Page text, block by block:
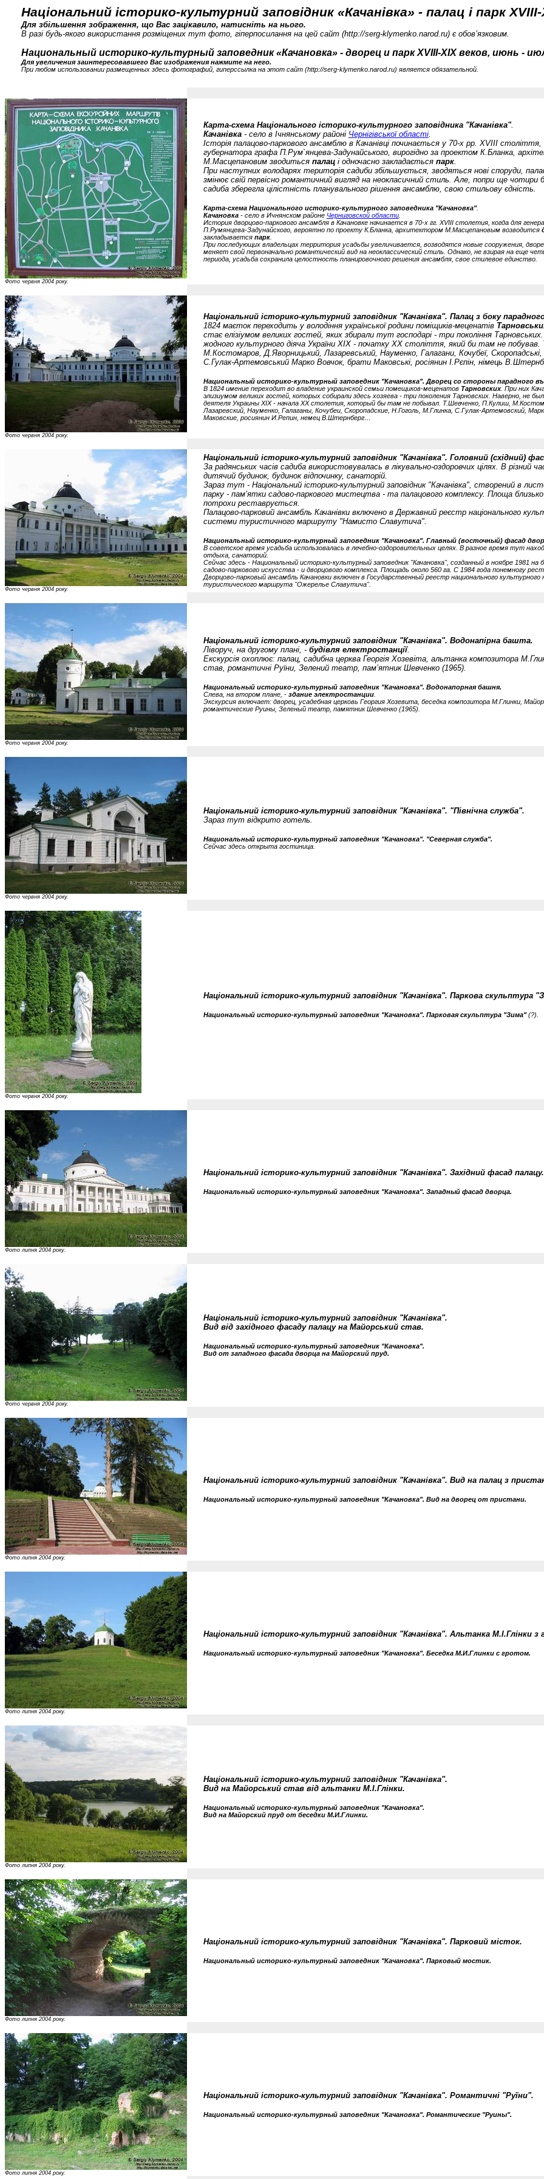
Національний історико-культурний заповідник «Качанівка» - палац і парк
Для збільшення зображення, що Вас зацікавило, натисніть на нього.
В разі будь-якого використання розміщених тут фото, гіперпосилання на цей сайт (http://serg-klymenko.narod.ru) є обов’язковим.
Национальный историко-культурный заповедник «Качановка» - дворец и парк XVIII-XIX веков, июнь -
Для увеличения заинтересовавшего Вас изображения нажмите на него.
При любом использовании размещенных здесь фотографий, гиперссылка на этот сайт (http://serg-klymenko.narod.ru) является обязательной.
Фото червня 2004 року.
Карта-схема Національного історико-культурного заповідника "Качанівка".
Качанівка- село в Ічнянському районі Чернігівської області.
Історія палацово-паркового ансамблю в Качанівці починається у 70-х рр. XVIII століття,
губернатора графа П.Рум`янцева-Задунайського, вирогідно за проектом К.Бланка,
М.Масцепановим зводиться палаці одночасно закладається парк.
При наступних володарях територія садиби збільшується, зводяться нові споруди,
змінює свій первісно романтичний вигляд на неокласичний стиль. Але, попри ще чотири
садиба зберегла цілістність планувального рішення ансамблю, свою стильову єдність.
Карта-схема Национального историко-культурного заповедника "Качановка".
Качановка- село в Ичнянском районе Черниговской области.
История дворцово-паркового ансамбля в Качановке начинается в 70-х гг. XVIII столетия, когда для
П.Румянцева-Задунайского, вероятно по проекту К.Бланка, архитектором М.Масцепановым возводится
закладывается парк.
При последующих владельцах территория усадьбы увеличивается, возводятся новые сооружения,
меняет свой первоначально романтический вид на неоклассический стиль. Однако, не взирая на еще
периода, усадьба сохранила целостность планировочного решения ансамбля, свое стилевое единство.
Фото червня 2004 року.
Національний історико-культурний заповідник "Качанівка". Палац з боку парадного
1824 маєток переходить у володіння української родини поміщиків-меценатів
стає елізіумом великих гостей, яких збирали тут господарі - три покоління
жодного культурного діяча України ХIХ - початку ХХ століття, який би там не побував.
М.Костомаров, Д.Яворницький, Лазаревський, Науменко, Галагани, Кочубеї,
С.Гулак-Артемовський Марко Вовчок, брати Маковські, росіянин І.Рєпін, німець
Национальный историко-культурный заповедник "Качановка". Дворец со стороны парадного
В 1824 имение переходит во владение украинской семьи помещиков-меценатов Тарновских. При них
элизиумом великих гостей, которых собирали здесь хозяева - три поколения Тарновских. Наверно, не
деятеля Украины ХIХ - начала ХХ столетия, который бы там не побывал. Т.Шевченко, П.Кулиш,
Лазаревский, Науменко, Галаганы, Кочубеи, Скоропадские, Н.Гоголь, М.Глинка, С.Гулак-Артемовский,
Маковские, росиянин И.Репин, немец В.Штернберг…
Фото червня 2004 року.
Національний історико-культурний заповідник "Качанівка". Головний (східний)
За радянських часів садиба використовувалась в лікувально-оздоровчих цілях. В різний
дитячий будинок, будинок відпочинку, санаторій.
Зараз тут - Національний історико-культурний заповідник "Качанiвка", створений в
парку - пам’ятки садово-паркового мистецтва - та палацового комплексу. Площа
потрохи реставрується.
Палацово-парковий ансамбль Качанівки включено в Державний реєстр національного
системи туристичного маршруту "Намисто Славутича".
Национальный историко-культурный заповедник "Качановка". Главный (восточный) фасад
В советское время усадьба использовалась в лечебно-оздоровительных целях. В разное время тут
отдыха, санаторий.
Сейчас здесь - Национальный историко-культурный заповедник "Качановка", созданный в ноябре 1981 на
садово-паркового искусства - и дворцового комплекса. Площадь около 560 га. С 1984 года понемногу
Дворцово-парковый ансамбль Качановки включен в Государственный реестр национального
туристического маршрута "Ожерелье Славутича".
Фото червня 2004 року.
Національний історико-культурний заповідник "Качанівка". Водонапірна башта.
Ліворуч, на другому плані, - будівля електростанції.
Екскурсія охоплює: палац, садибна церква Георгія Хозевіта, альтанка композитора
став, романтичні Руїни, Зелений театр, пам’ятник Шевченко (1965).
Национальный историко-культурный заповедник "Качановка". Водонапорная башня.
Слева, на втором плане, - здание электростанции.
Экскурсия включает: дворец, усадебная церковь Георгия Хозевита, беседка композитора М.Глинки,
романтические Руины, Зеленый театр, памятник Шевченко (1965).
Фото червня 2004 року.
Національний історико-культурний заповідник "Качанівка". "Північна служба".
Зараз тут відкрито готель.
Национальный историко-культурный заповедник "Качановка". "Северная служба".
Сейчас здесь открыта гостиница.
Фото червня 2004 року.
Національний історико-культурний заповідник "Качанівка". Паркова скульптура
Национальный историко-культурный заповедник "Качановка". Парковая скульптура "Зима"(?).
Фото липня 2004 року.
Національний історико-культурний заповідник "Качанівка". Західний фасад палацу.
Национальный историко-культурный заповедник "Качановка". Западный фасад дворца.
Фото червня 2004 року.
Національний історико-культурний заповідник "Качанівка".
Вид від західного фасаду палацу на Майорський став.
Национальный историко-культурный заповедник "Качановка".
Вид от западного фасада дворца на Майорский пруд.
Фото липня 2004 року.
Національний історико-культурний заповідник "Качанівка". Вид на палац з
Национальный историко-культурный заповедник "Качановка". Вид на дворец от пристани.
Фото липня 2004 року.
Національний історико-культурний заповідник "Качанівка". Альтанка М.І.Глінки
Национальный историко-культурный заповедник "Качановка". Беседка М.И.Глинки с гротом.
Фото липня 2004 року.
Національний історико-культурний заповідник "Качанівка".
Вид на Майорський став від альтанки М.І.Глінки.
Национальный историко-культурный заповедник "Качановка".
Вид на Майорский пруд от беседки М.И.Глинки.
Фото липня 2004 року.
Національний історико-культурний заповідник "Качанівка". Парковий місток.
Национальный историко-культурный заповедник "Качановка". Парковый мостик.
Фото липня 2004 року.
Національний історико-культурний заповідник "Качанівка". Романтичні "Руїни".
Национальный историко-культурный заповедник "Качановка". Романтические "Руины".